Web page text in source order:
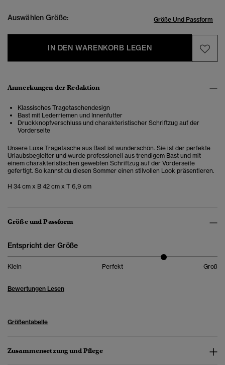
Auswählen Größe: Größe Und Passform
IN DEN WARENKORB LEGEN
Anmerkungen der Redaktion
Klassisches Tragetaschendesign
Bast mit Lederriemen und Innenfutter
Druckknopfverschluss und charakteristischer Schriftzug auf der
Vorderseite
Unsere Luxe Tragetasche aus Bast ist wunderschön. Sie ist der perfekte
Urlaubsbegleiter und wurde professionell aus trendigem Bast und mit
einem charakteristischen gewebten Schriftzug auf der Vorderseite
gefertigt. So kannst du diesen Sommer einen stilvollen Look präsentieren.
H 34 cm x B 42 cm x T 6,9 cm
Größe und Passform
Entspricht der Größe
Klein Perfekt Groß
Bewertungen Lesen
Größentabelle
Zusammensetzung und Pflege